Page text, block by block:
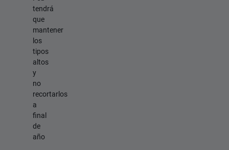
tendrá
que
mantener
los
tipos
altos
y
no
recortarlos
a
final
de
año